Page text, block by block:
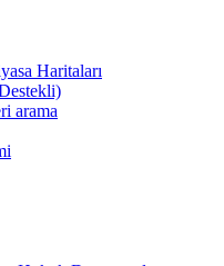
Haritaları
arama